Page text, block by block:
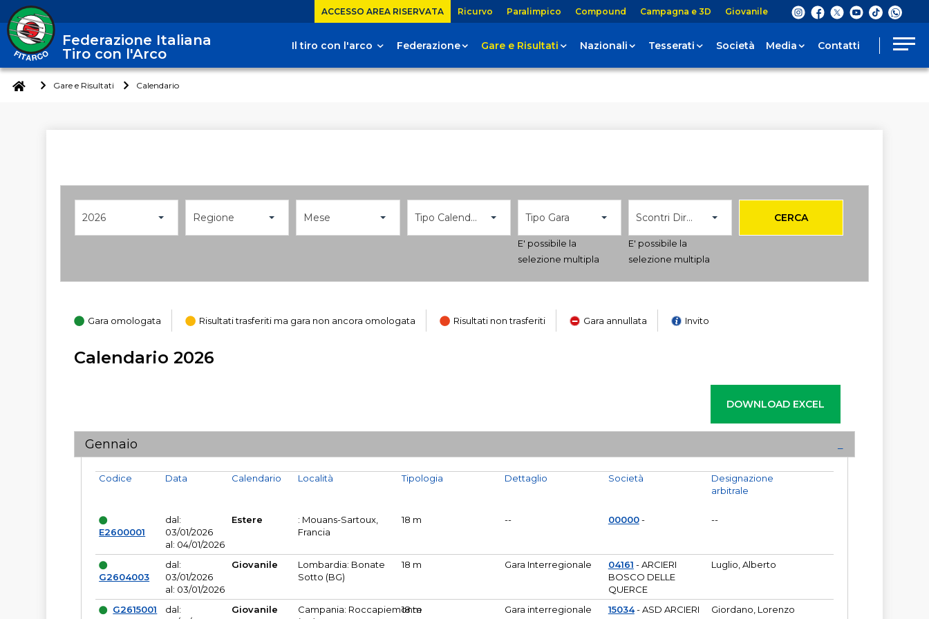
ACCESSO AREA RISERVATA Ricurvo Paralimpico Compound Campagna e 3D Giovanile
Federazione Italiana
Tiro con l'Arco
Il tiro con l'arco Federazione Gare e Risultati Nazionali Tesserati Società Media Contatti
Gare e Risultati Calendario
2026 Regione Mese Tipo Calendario Tipo Gara
E' possibile la
selezione multipla
Scontri Diretti
E' possibile la
selezione multipla
CERCA
Gara omologata Risultati trasferiti ma gara non ancora omologata Risultati non trasferiti Gara annullata Invito
Calendario 2026
Gennaio
Codice
E2600001
Data
dal:
03/01/2026
al: 04/01/2026
Calendario
Estere
Località
: Mouans-Sartoux,
Francia
Tipologia
18 m
Dettaglio
--
Società
00000-
Designazione
arbitrale
--
G2604003
dal:
03/01/2026
al: 03/01/2026
Giovanile
Lombardia: Bonate
Sotto (BG)
18 m Gara Interregionale 04161 - ARCIERI
BOSCO DELLE
QUERCE
Luglio, Alberto
G2615001
dal:
Giovanile
Campania: Roccapiemonte
18 m Gara interregionale 15034- ASD ARCIERI
Giordano, Lorenzo